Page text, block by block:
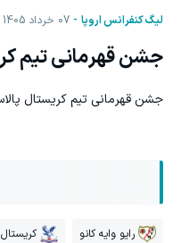
لیگ کنفرانس اروپا 07 خرداد 1405 ساعت 01:30
جشن قهرمانی تیم
جشن قهرمانی تیم کریستال پالاس
رایو وایه کانو